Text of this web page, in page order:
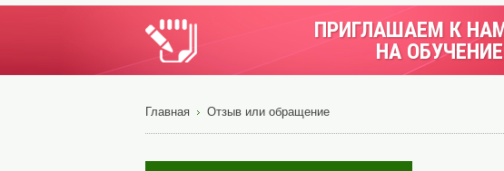
ПРИГЛАШАЕМ К
НА
Главная Отзыв или обращение